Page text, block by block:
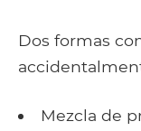
Dos formas
Mezcla de